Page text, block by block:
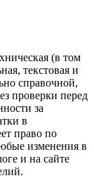
(в том
текстовая и
справочной,
проверки перед
за
в
право по
изменения в
и на сайте